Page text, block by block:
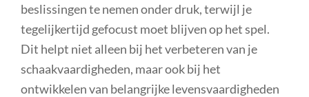
beslissingen te nemen onder druk, terwijl je
tegelijkertijd gefocust moet blijven op het spel.
Dit helpt niet alleen bij het verbeteren van je
schaakvaardigheden, maar ook bij het
ontwikkelen van belangrijke levensvaardigheden